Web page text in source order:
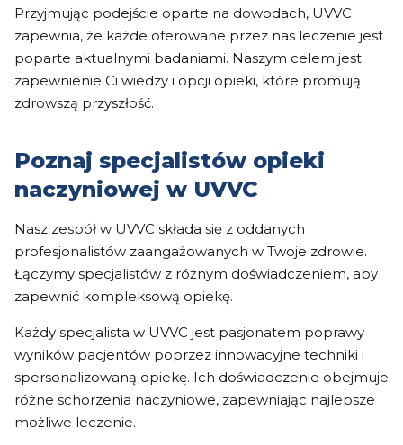
Przyjmując podejście oparte na dowodach, UVVC
zapewnia, że każde oferowane przez nas leczenie jest
poparte aktualnymi badaniami. Naszym celem jest
zapewnienie Ci wiedzy i opcji opieki, które promują
zdrowszą przyszłość.
Poznaj specjalistów opieki
naczyniowej w UVVC
Nasz zespół w UVVC składa się z oddanych
profesjonalistów zaangażowanych w Twoje zdrowie.
Łączymy specjalistów z różnym doświadczeniem, aby
zapewnić kompleksową opiekę.
Każdy specjalista w UVVC jest pasjonatem poprawy
wyników pacjentów poprzez innowacyjne techniki i
spersonalizowaną opiekę. Ich doświadczenie obejmuje
różne schorzenia naczyniowe, zapewniając najlepsze
możliwe leczenie.